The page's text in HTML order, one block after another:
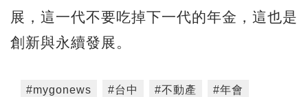
展，這一代不要吃掉下一代的年金，這也是
創新與永續發展。
#mygonews #台中 #不動產 #年會